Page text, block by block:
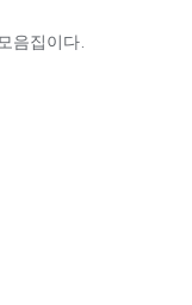
음집이다.